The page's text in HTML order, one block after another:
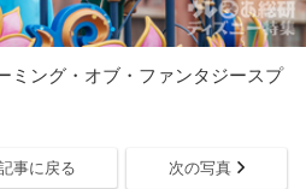
ミング・オブ・ファンタジースプ
事に戻る 次の写真